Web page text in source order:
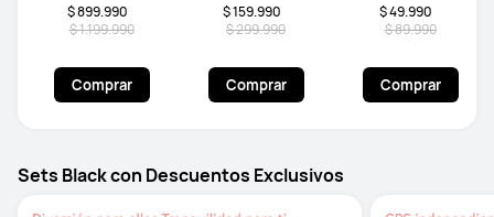
$ 899.990
$ 1.199.990
Comprar
$ 159.990
$ 299.990
Comprar
$ 49.990
$ 89.990
Comprar
Sets Black con Descuentos Exclusivos